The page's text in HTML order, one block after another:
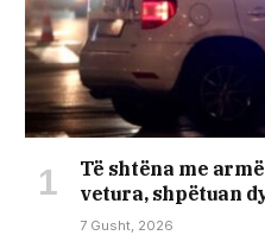
Të shtëna me
vetura, shpëtuan
7 Gusht, 2026